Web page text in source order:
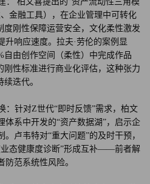
金融工具），在企业管理中可转化
度刚性保障运营安全，文化柔性激发
升响应速度。拉夫·劳伦的案例显
自由创作空间（柔性）中完成作品
刚性标准进行商业化评估，这种张力
迭代。
：针对Z世代“即时反馈”需求，柏文
体系中开发的“资产数据湖”，启示企
卢韦特对“重大问题”的及时干预，
业态健康度诊断”形成互补——前者解
防范系统性风险。